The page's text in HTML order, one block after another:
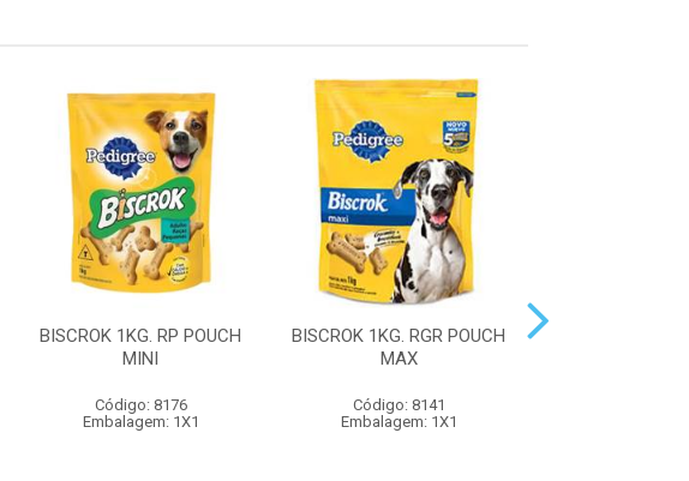
BISCROK 1KG. RP POUCH
MINI
Código: 8176
Embalagem: 1X1
BISCROK 1KG. RGR POUCH
MAX
Código: 8141
Embalagem: 1X1